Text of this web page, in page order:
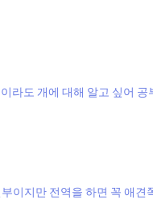
라도 개에 대해 알고 싶어 공
이지만 전역을 하면 꼭 애